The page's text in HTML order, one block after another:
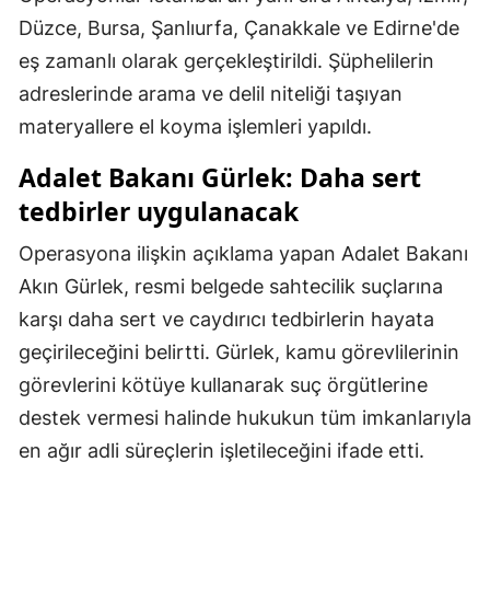
Samsun
Siirt
Sinop
Sivas
Tekirdağ
Tokat
Tunceli
Şanlıurfa
Uşak
Düzce, Bursa, Şanlıurfa, Çanakkale ve Edirne'de
eş zamanlı olarak gerçekleştirildi. Şüphelilerin
adreslerinde arama ve delil niteliği taşıyan
materyallere el koyma işlemleri yapıldı.
Adalet Bakanı Gürlek: Daha sert
tedbirler uygulanacak
Operasyona ilişkin açıklama yapan Adalet Bakanı
Akın Gürlek, resmi belgede sahtecilik suçlarına
karşı daha sert ve caydırıcı tedbirlerin hayata
geçirileceğini belirtti. Gürlek, kamu görevlilerinin
görevlerini kötüye kullanarak suç örgütlerine
destek vermesi halinde hukukun tüm imkanlarıyla
en ağır adli süreçlerin işletileceğini ifade etti.